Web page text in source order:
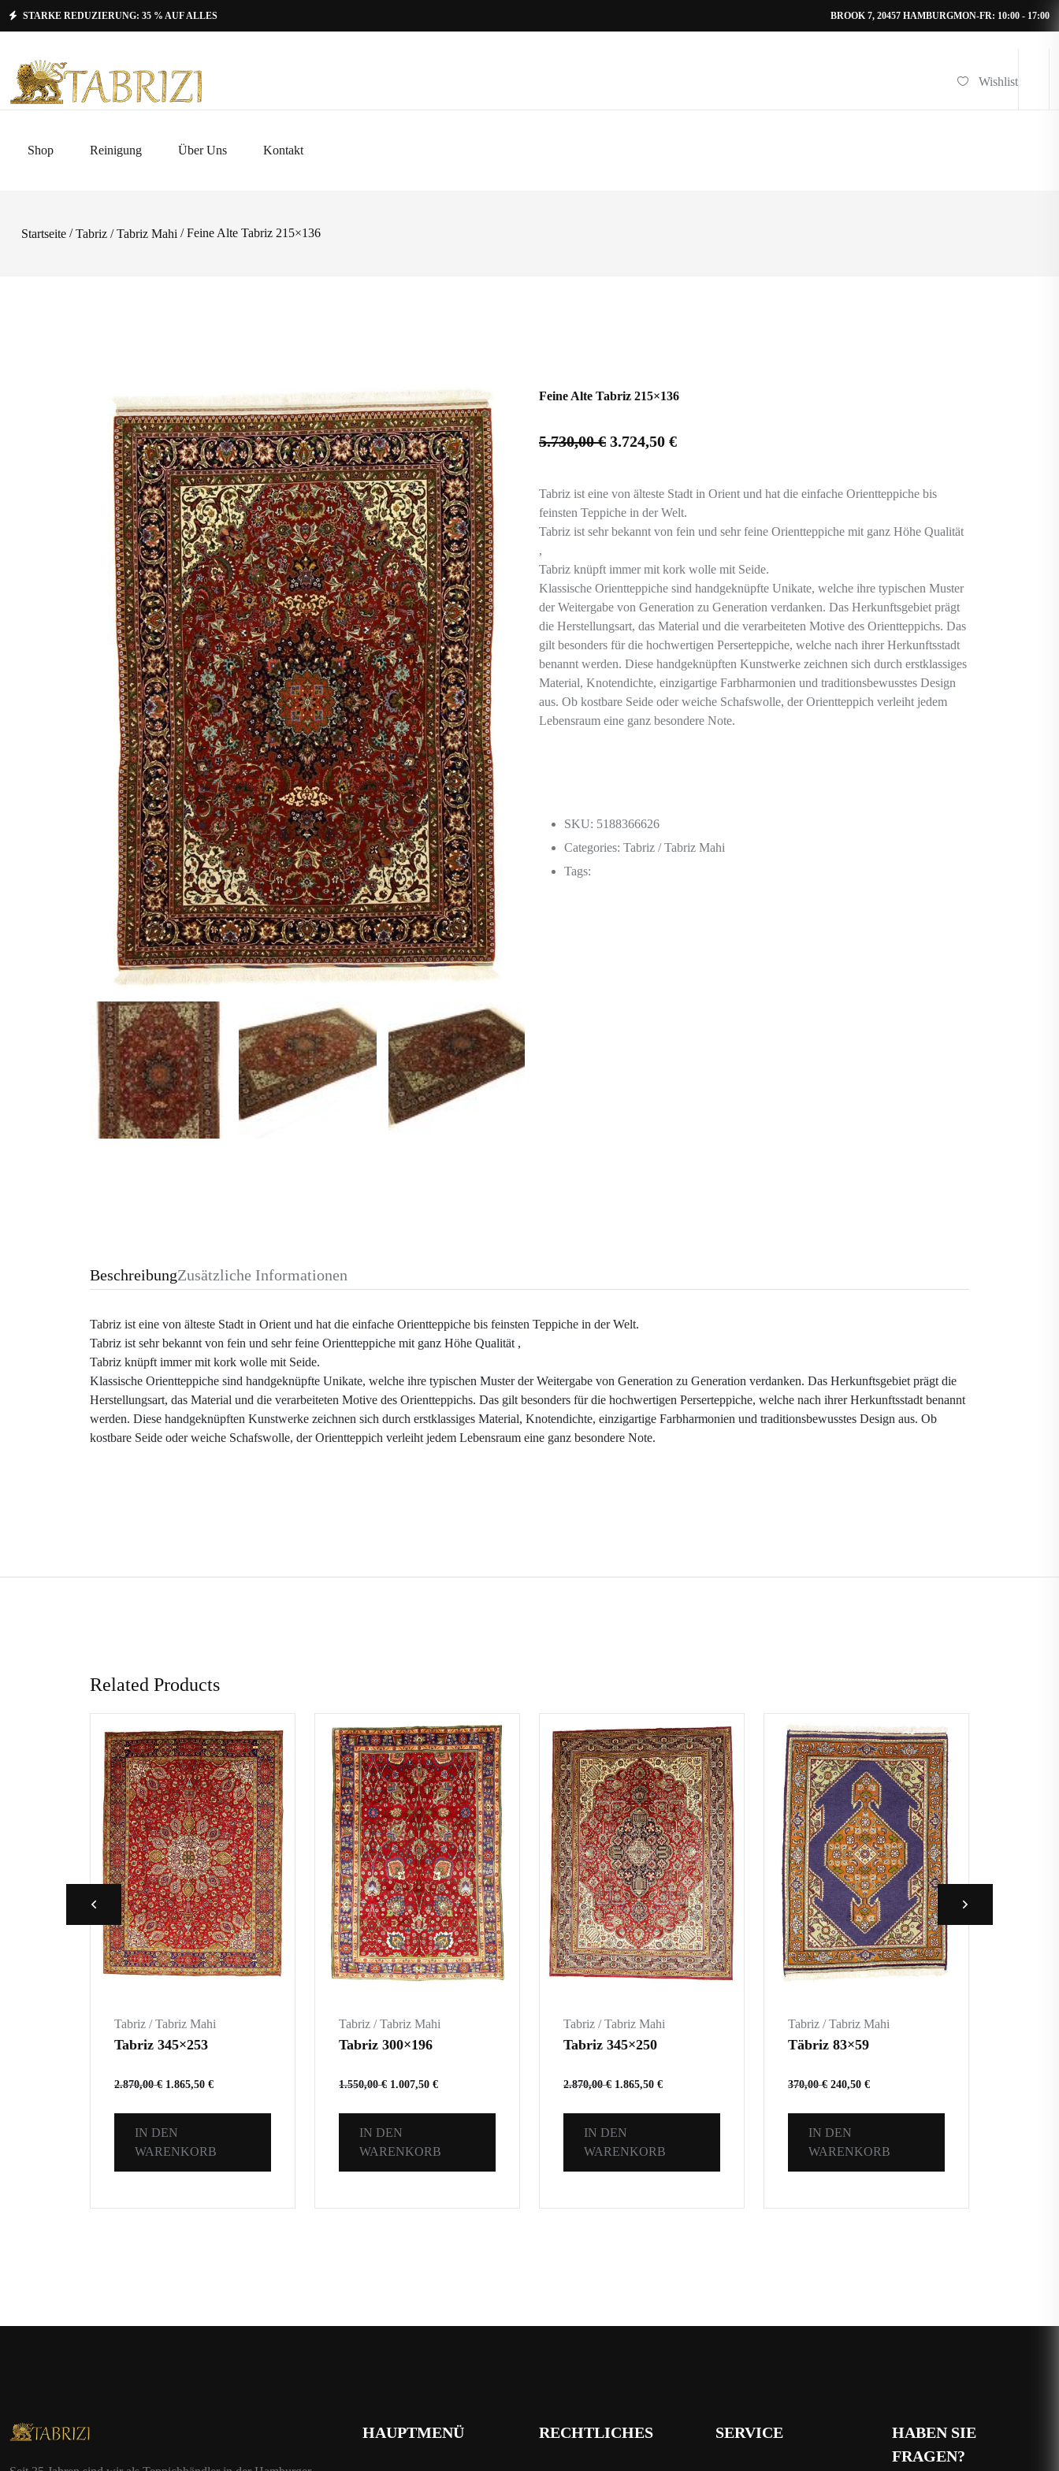
STARKE REDUZIERUNG: 35 % AUF ALLES BROOK 7, 20457 HAMBURGMON-FR: 10:00 - 17:00
Wishlist
Shop Reinigung Über Uns Kontakt
Startseite /Tabriz / Tabriz Mahi / Feine Alte Tabriz 215×136
Feine Alte Tabriz 215×136
5.730,00€ 3.724,50 €
Tabriz ist eine von älteste Stadt in Orient und hat die einfache Orientteppiche bis
feinsten Teppiche in der Welt.
Tabriz ist sehr bekannt von fein und sehr feine Orientteppiche mit ganz Höhe Qualität
,
Tabriz knüpft immer mit kork wolle mit Seide.
Klassische Orientteppiche sind handgeknüpfte Unikate, welche ihre typischen Muster
der Weitergabe von Generation zu Generation verdanken. Das Herkunftsgebiet prägt
die Herstellungsart, das Material und die verarbeiteten Motive des Orientteppichs. Das
gilt besonders für die hochwertigen Perserteppiche, welche nach ihrer Herkunftsstadt
benannt werden. Diese handgeknüpften Kunstwerke zeichnen sich durch erstklassiges
Material, Knotendichte, einzigartige Farbharmonien und traditionsbewusstes Design
aus. Ob kostbare Seide oder weiche Schafswolle, der Orientteppich verleiht jedem
Lebensraum eine ganz besondere Note.
SKU: 5188366626
Categories: Tabriz / Tabriz Mahi
Tags:
BeschreibungZusätzliche Informationen
Tabriz ist eine von älteste Stadt in Orient und hat die einfache Orientteppiche bis feinsten Teppiche in der Welt.
Tabriz ist sehr bekannt von fein und sehr feine Orientteppiche mit ganz Höhe Qualität ,
Tabriz knüpft immer mit kork wolle mit Seide.
Klassische Orientteppiche sind handgeknüpfte Unikate, welche ihre typischen Muster der Weitergabe von Generation zu Generation verdanken. Das Herkunftsgebiet prägt die
Herstellungsart, das Material und die verarbeiteten Motive des Orientteppichs. Das gilt besonders für die hochwertigen Perserteppiche, welche nach ihrer Herkunftsstadt benannt
werden. Diese handgeknüpften Kunstwerke zeichnen sich durch erstklassiges Material, Knotendichte, einzigartige Farbharmonien und traditionsbewusstes Design aus. Ob
kostbare Seide oder weiche Schafswolle, der Orientteppich verleiht jedem Lebensraum eine ganz besondere Note.
Related Products
Tabriz / Tabriz Mahi
Tabriz 345×253
2.870,00€ 1.865,50 €
IN DEN
WARENKORB
Tabriz / Tabriz Mahi
Tabriz 300×196
1.550,00€ 1.007,50 €
IN DEN
WARENKORB
Tabriz / Tabriz Mahi
Tabriz 345×250
2.870,00€ 1.865,50 €
IN DEN
WARENKORB
Tabriz / Tabriz Mahi
Täbriz 83×59
370,00€ 240,50 €
IN DEN
WARENKORB
HAUPTMENÜ RECHTLICHES SERVICE
HABEN SIE
FRAGEN?